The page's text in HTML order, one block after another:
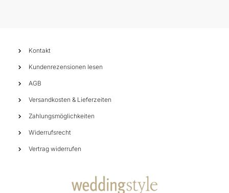
Kontakt
Kundenrezensionen lesen
AGB
Versandkosten & Lieferzeiten
Zahlungsmöglichkeiten
Widerrufsrecht
Vertrag widerrufen